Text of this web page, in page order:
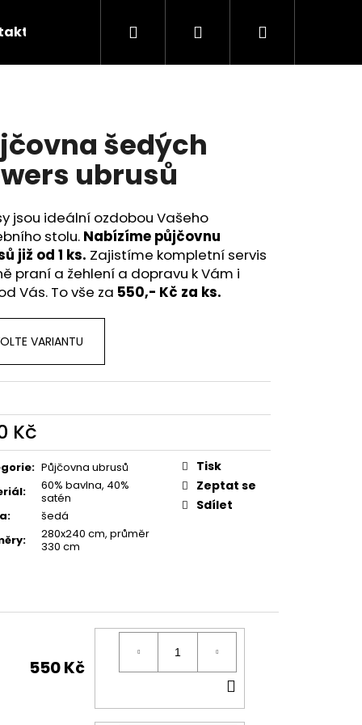
Skládání ubrousků Šití na míru
Hledat PřihlášeníNákupní
šedých
ubrusů
jsou ideální ozdobou Vašeho
stolu. Nabízíme půjčovnu
již od 1 ks. Zajistíme kompletní servis
praní a žehlení a dopravu k Vám i
Vás. To vše za 550,- Kč za ks.
VARIANTU
Kč
: Půjčovna ubrusů
:
60% bavlna, 40%
satén
:
šedá
:
280x240 cm, průměr
330 cm
Tisk
Zeptat se
Sdílet
550 Kč
KOŠÍKU
UBRUSŮ